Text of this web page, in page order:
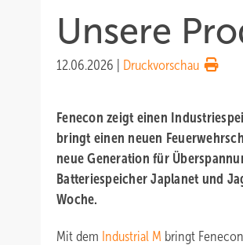
Unsere
12.06.2026 Druckvorschau
Fenecon zeigt einen
bringt einen neuen
neue Generation für
Batteriespeicher Japlanet und
Woche.
Mit dem Industrial M bringt